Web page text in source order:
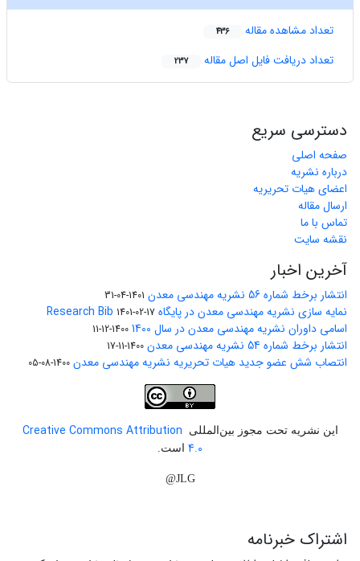
تعداد مشاهده مقاله 436
تعداد دریافت فایل اصل مقاله 237
دسترسی سریع
صفحه اصلی
درباره نشریه
اعضای هیات تحریریه
ارسال مقاله
تماس با ما
نقشه سایت
آخرین اخبار
انتشار برخط شماره 56 نشریه مهندسی معدن 1401-04-31
نمایه سازی نشریه مهندسی معدن در پایگاه Research Bib 1401-02-17
اسامی داوران نشریه مهندسی معدن در سال 1400 1400-12-11
انتشار برخط شماره 54 نشریه مهندسی معدن 1400-11-17
انتصاب شش عضو جدید هیات تحریریه نشریه مهندسی معدن 1400-08-05
این نشریه تحت مجوز بین‌المللی
Creative Commons Attribution
4.0 است.
JLG@
اشتراک خبرنامه